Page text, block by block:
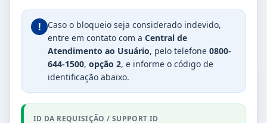
!
Caso o bloqueio seja considerado indevido,
entre em contato com a Central de
Atendimento ao Usuário, pelo telefone 0800-
644-1500, opção 2, e informe o código de
identificação abaixo.
ID DA REQUISIÇÃO / SUPPORT ID